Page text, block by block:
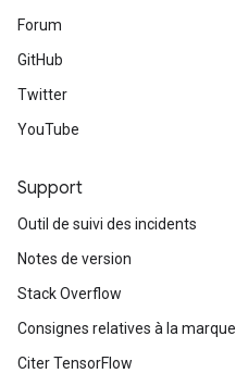
Forum
GitHub
Twitter
YouTube
Support
Outil de suivi des incidents
Notes de version
Stack Overflow
Consignes relatives à la marque
Citer TensorFlow